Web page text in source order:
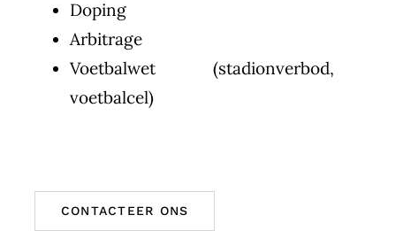
Doping
Arbitrage
Voetbalwet (stadionverbod,
voetbalcel)
CONTACTEER ONS